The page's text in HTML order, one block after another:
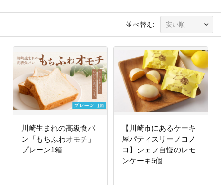
並べ替え:
川崎生まれの高級食パ
ン「もちふわオモチ」
プレーン1箱
【川崎市にあるケーキ
屋パティスリーノコノ
コ】シェフ自慢のレモ
ンケーキ5個